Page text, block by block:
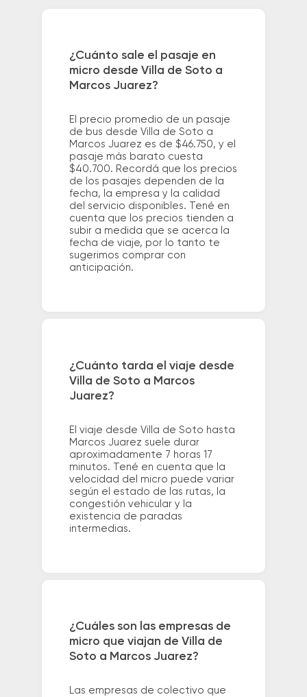
¿Cuánto sale el pasaje en
micro desde Villa de Soto a
Marcos Juarez?
El precio promedio de un pasaje
de bus desde Villa de Soto a
Marcos Juarez es de $46.750, y el
pasaje más barato cuesta
$40.700. Recordá que los precios
de los pasajes dependen de la
fecha, la empresa y la calidad
del servicio disponibles. Tené en
cuenta que los precios tienden a
subir a medida que se acerca la
fecha de viaje, por lo tanto te
sugerimos comprar con
anticipación.
¿Cuánto tarda el viaje desde
Villa de Soto a Marcos
Juarez?
El viaje desde Villa de Soto hasta
Marcos Juarez suele durar
aproximadamente 7 horas 17
minutos. Tené en cuenta que la
velocidad del micro puede variar
según el estado de las rutas, la
congestión vehicular y la
existencia de paradas
intermedias.
¿Cuáles son las empresas de
micro que viajan de Villa de
Soto a Marcos Juarez?
Las empresas de colectivo que